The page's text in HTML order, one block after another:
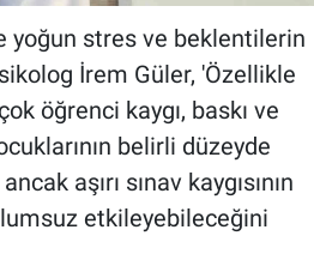
yoğun stres ve beklentilerin
İrem Güler, 'Özellikle
öğrenci kaygı, baskı ve
belirli düzeyde
aşırı sınav kaygısının
etkileyebileceğini